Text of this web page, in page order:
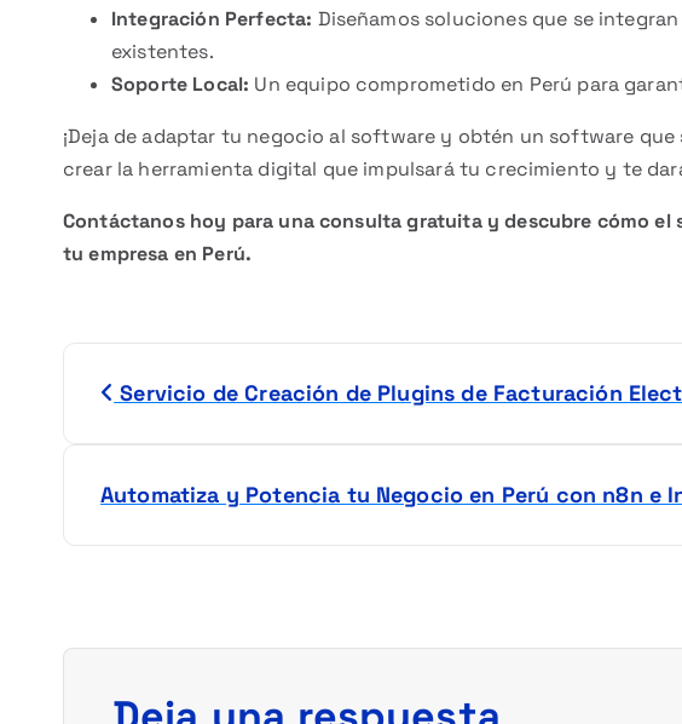
Integración Perfecta: Diseñamos soluciones que se
existentes.
Soporte Local: Un equipo comprometido en Perú para
¡Deja de adaptar tu negocio al software y obtén un software
crear la herramienta digital que impulsará tu crecimiento y te
Contáctanos hoy para una consulta gratuita y descubre cómo
tu empresa en Perú.
a
Servicio de Creación de Plugins de Facturación
Automatiza y Potencia tu Negocio en Perú con n8n e